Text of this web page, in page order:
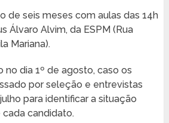
de seis meses com aulas das 14h
Álvaro Alvim, da ESPM (Rua
Mariana).
no dia 1º de agosto, caso os
por seleção e entrevistas
para identificar a situação
candidato.